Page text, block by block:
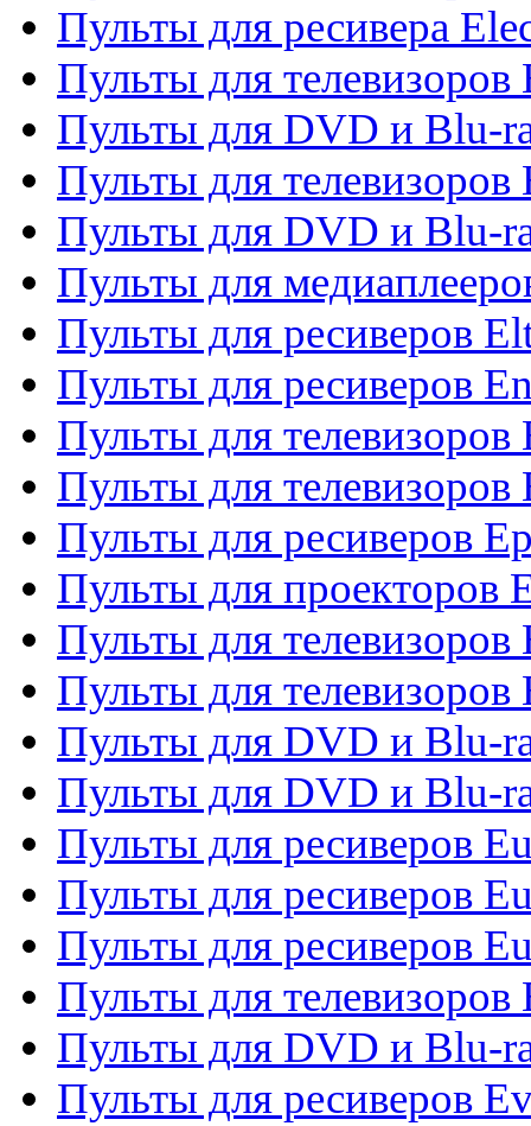
Пульты для ресивера
Пульты для телевизоров
Пульты для DVD и Blu-
Пульты для телевизоров
Пульты для DVD и Blu-
Пульты для
Пульты для ресиверов
Пульты для ресиверов
Пульты для телевизоров
Пульты для телевизоров
Пульты для ресиверов
Пульты для проекторов
Пульты для телевизоров
Пульты для телевизоров
Пульты для DVD и Blu-
Пульты для DVD и Blu-
Пульты для ресиверов
Пульты для ресиверов
Пульты для ресиверов
Пульты для телевизоров
Пульты для DVD и Blu-
Пульты для ресиверов